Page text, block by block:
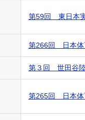
第59回 東日本
第266回 日本体
第３回 世田谷
第265回 日本体